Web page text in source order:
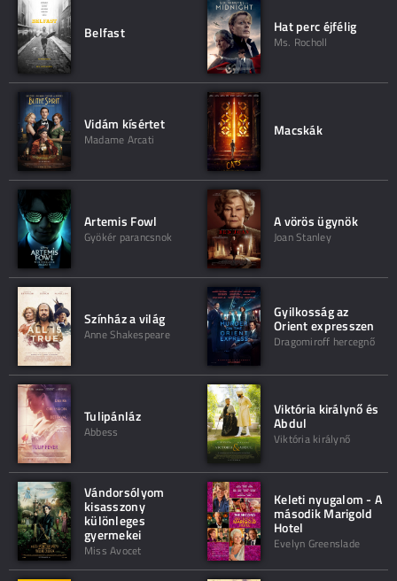
Belfast Hat perc éjfélig
Ms. Rocholl
Vidám kísértet
Madame Arcati
Macskák
Artemis Fowl
Gyökér parancsnok
A vörös ügynök
Joan Stanley
Színház a világ
Anne Shakespeare
Gyilkosság az
Orient expresszen
Dragomiroff hercegnő
Tulipánláz
Abbess
Viktória királynő és
Abdul
Viktória királynő
Vándorsólyom
kisasszony
különleges
gyermekei
Miss Avocet
Keleti nyugalom - A
második Marigold
Hotel
Evelyn Greenslade